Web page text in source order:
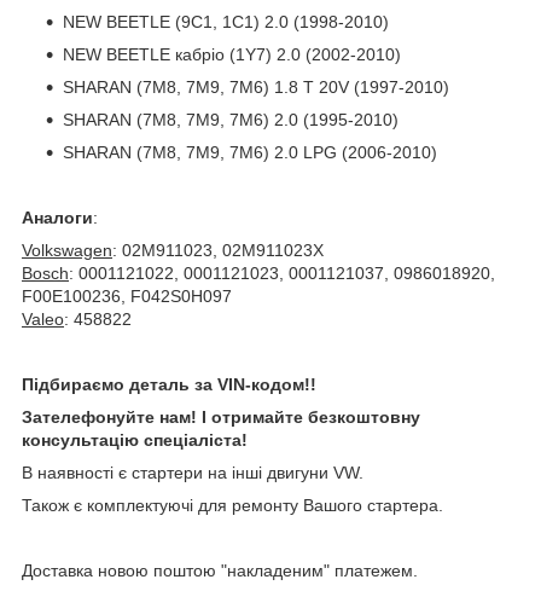
NEW BEETLE (9C1, 1C1) 2.0 (1998-2010)
NEW BEETLE кабріо (1Y7) 2.0 (2002-2010)
SHARAN (7M8, 7M9, 7M6) 1.8 T 20V (1997-2010)
SHARAN (7M8, 7M9, 7M6) 2.0 (1995-2010)
SHARAN (7M8, 7M9, 7M6) 2.0 LPG (2006-2010)
Аналоги:
Volkswagen: 02M911023, 02M911023X
Bosch: 0001121022, 0001121023, 0001121037, 0986018920,
F00E100236, F042S0H097
Valeo: 458822
Підбираємо деталь за VIN-кодом!!
Зателефонуйте нам! І отримайте безкоштовну
консультацію спеціаліста!
В наявності є стартери на інші двигуни VW.
Також є комплектуючі для ремонту Вашого стартера.
Доставка новою поштою "накладеним" платежем.